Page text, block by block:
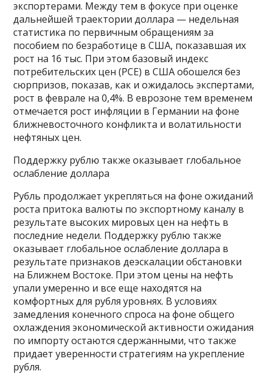
экспортерами. Между тем в фокусе при оценке
дальнейшей траектории доллара — недельная
статистика по первичным обращениям за
пособием по безработице в США, показавшая их
рост на 16 тыс. При этом базовый индекс
потребительских цен (PCE) в США обошелся без
сюрпризов, показав, как и ожидалось экспертами,
рост в феврале на 0,4%. В еврозоне тем временем
отмечается рост инфляции в Германии на фоне
ближневосточного конфликта и волатильности
нефтяных цен.
Поддержку рублю также оказывает глобальное
ослабление доллара
Рубль продолжает укрепляться на фоне ожиданий
роста притока валюты по экспортному каналу в
результате высоких мировых цен на нефть в
последние недели. Поддержку рублю также
оказывает глобальное ослабление доллара в
результате признаков деэскалации обстановки
на Ближнем Востоке. При этом цены на нефть
упали умеренно и все еще находятся на
комфортных для рубля уровнях. В условиях
замедления конечного спроса на фоне общего
охлаждения экономической активности ожидания
по импорту остаются сдержанными, что также
придает уверенности стратегиям на укрепление
рубля.